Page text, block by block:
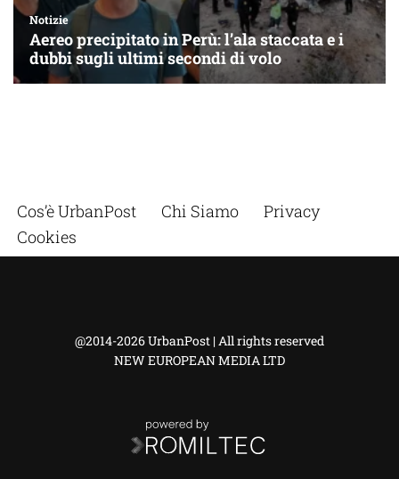
Cos’è UrbanPost Chi Siamo
Privacy
Cookies
@2014-2026 UrbanPost | All rights reserved
NEW EUROPEAN MEDIA LTD